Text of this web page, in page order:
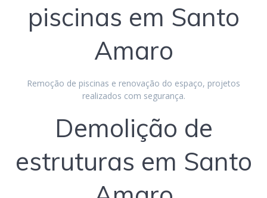
piscinas em Santo
Amaro
Remoção de piscinas e renovação do espaço, projetos
realizados com segurança.
Demolição de
estruturas em Santo